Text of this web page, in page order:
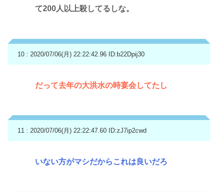
て200人以上殺してるしな。
10 : 2020/07/06(月) 22:22:42.96 ID:b22Dpij30
だって去年の大洪水の時宴会してたし
11 : 2020/07/06(月) 22:22:47.60 ID:zJ7ip2cwd
いない方がマシだからこれは良いだろ